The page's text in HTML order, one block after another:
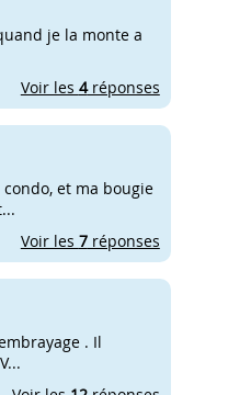
je la monte a
Voir les 4réponses
et ma bougie
Voir les 7réponses
. Il